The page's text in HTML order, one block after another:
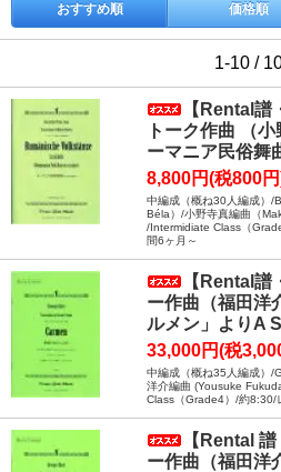
おすすめ順 価格順
1-10 /
【Rental
トーク作曲 （
ーマニア民俗舞
8,800円(税800
中編成（概ね30人編成）/
Béla）/小野寺真編曲（
/Intermidiate Class（
間6ヶ月～
【Rental譜
ー作曲（福田洋
ルメン」よりA
33,000円(税
中編成（概ね35人編成）
洋介編曲 (Yousuke
Class（Grade4）/約8:30/
【Rental
ー作曲（福田洋